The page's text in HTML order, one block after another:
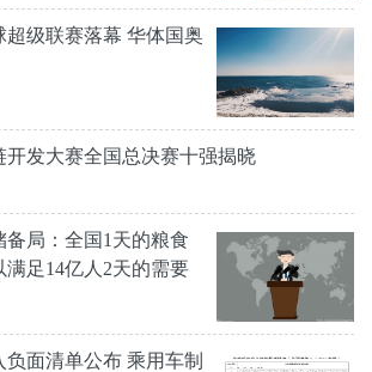
超级联赛落幕 华体国奥
开发大赛全国总决赛十强揭晓
备局：全国1天的粮食
足14亿人2天的需要
负面清单公布 乘用车制